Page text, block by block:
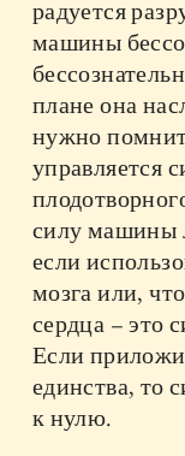
радуется
машины
плане она
нужно
управляется
силу машины
если
мозга или,
сердца – это
Если
единства, то
к нулю.